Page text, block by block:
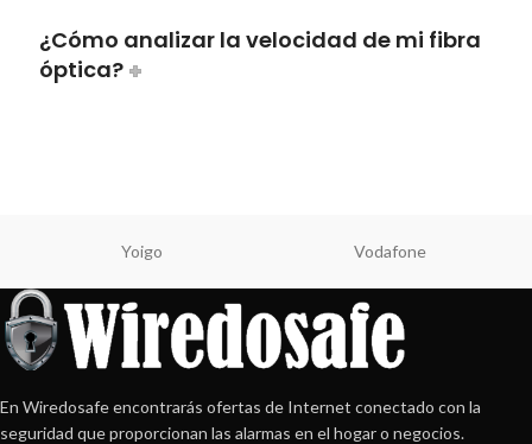
¿Cómo analizar la velocidad de mi fibra
óptica?
Yoigo Vodafone
En Wiredosafe encontrarás ofertas de Internet conectado con la
seguridad que proporcionan las alarmas en el hogar o negocios.